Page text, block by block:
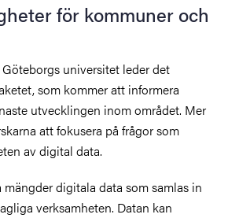
för kommuner och
universitet leder det
som kommer att informera
utvecklingen inom området. Mer
att fokusera på frågor som
av digital data.
digitala data som samlas in
verksamheten. Datan kan